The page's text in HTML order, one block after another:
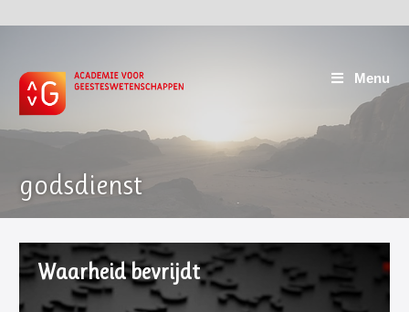
Menu
godsdienst
Waarheid bevrijdt